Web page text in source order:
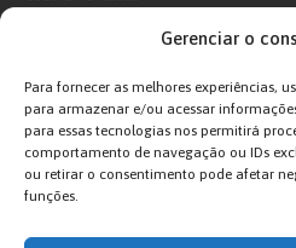
Gerenciar o
Para fornecer as melhores experiências,
para armazenar e/ou acessar
para essas tecnologias nos permitirá
comportamento de navegação ou IDs
ou retirar o consentimento pode afetar
funções.
Livros (dissertações e teses)
Supervisão de pós-doutorado
Supervisão de pós-doutorado (em
Orientações de outra natureza
Exposições
Terras Indígenas